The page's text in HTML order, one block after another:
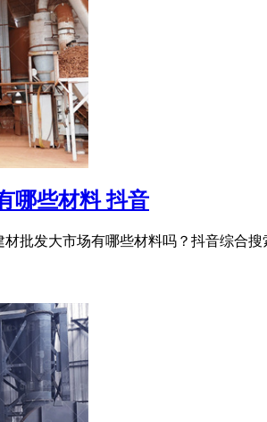
哪些材料 抖音
批发大市场有哪些材料吗？抖音综合